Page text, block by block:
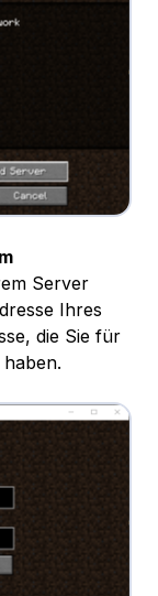
Server
Ihres
die Sie für